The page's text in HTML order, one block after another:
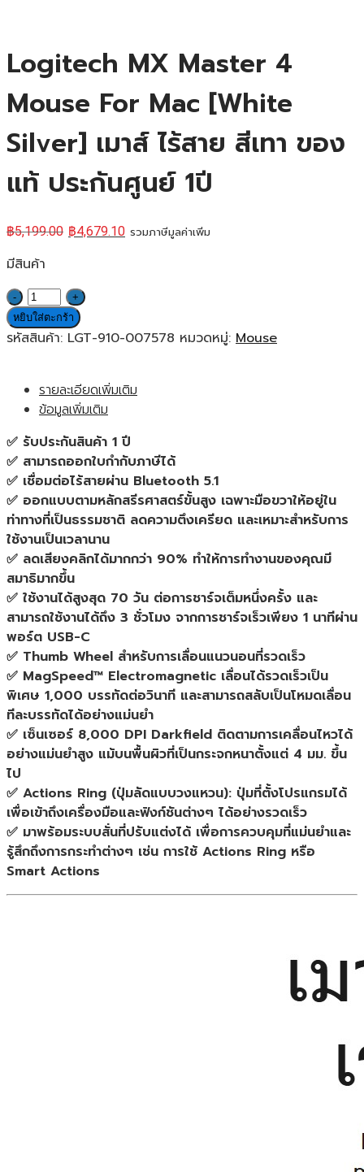
Logitech MX Master 4
Mouse For Mac [White
Silver] เมาส์ ไร้สาย สีเทา ของ
แท้ ประกันศูนย์ 1ปี
฿5,199.00 ฿4,679.10 รวมภาษีมูลค่าเพิ่ม
มีสินค้า
จำนวน
Logitech
MX
Mouse
For
Mac
[White
Silver]
เมาส์
ไร้
สาย
สี
เทา
ของ
แท้
ประกัน
ศูนย์
1ปี
ชิ้น
หยิบใส่ตะกร้า
รหัสสินค้า: LGT-910-007578 หมวดหมู่: Mouse
รายละเอียดเพิ่มเติม
ข้อมูลเพิ่มเติม
✅ รับประกันสินค้า 1 ปี
✅ สามารถออกใบกำกับภาษีได้
✅ เชื่อมต่อไร้สายผ่าน Bluetooth 5.1
✅ ออกแบบตามหลักสรีรศาสตร์ขั้นสูง เฉพาะมือขวาให้อยู่ใน
ท่าทางที่เป็นธรรมชาติ ลดความตึงเครียด และเหมาะสำหรับการ
ใช้งานเป็นเวลานาน
✅ ลดเสียงคลิกได้มากกว่า 90% ทำให้การทำงานของคุณมี
สมาธิมากขึ้น
✅ ใช้งานได้สูงสุด 70 วัน ต่อการชาร์จเต็มหนึ่งครั้ง และ
สามารถใช้งานได้ถึง 3 ชั่วโมง จากการชาร์จเร็วเพียง 1 นาทีผ่าน
พอร์ต USB-C
✅ Thumb Wheel สำหรับการเลื่อนแนวนอนที่รวดเร็ว
✅ MagSpeed™ Electromagnetic เลื่อนได้รวดเร็วเป็น
พิเศษ 1,000 บรรทัดต่อวินาที และสามารถสลับเป็นโหมดเลื่อน
ทีละบรรทัดได้อย่างแม่นยำ
✅ เซ็นเซอร์ 8,000 DPI Darkfield ติดตามการเคลื่อนไหวได้
อย่างแม่นยำสูง แม้บนพื้นผิวที่เป็นกระจกหนาตั้งแต่ 4 มม. ขึ้น
ไป
✅ Actions Ring (ปุ่มลัดแบบวงแหวน): ปุ่มที่ตั้งโปรแกรมได้
เพื่อเข้าถึงเครื่องมือและฟังก์ชันต่างๆ ได้อย่างรวดเร็ว
✅ มาพร้อมระบบสั่นที่ปรับแต่งได้ เพื่อการควบคุมที่แม่นยำและ
รู้สึกถึงการกระทำต่างๆ เช่น การใช้ Actions Ring หรือ
Smart Actions